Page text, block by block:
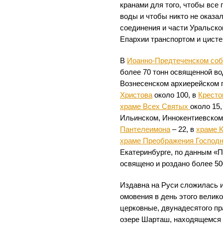
кранами для того, чтобы все
воды и чтобы никто не
соединения и части
Епархии транспортом и
В Иоанно-Предтеченском
более 70 тонн освященной
Вознесенском
Христова около 100, в
храме Всех Святыхоколо
Ильинском,
Пантелеимона – 22, вхраме
храме Преображения
Екатеринбурге, по данным
освящено и роздано более
Издавна на Руси сложилась
омовения в день этого
церковные, двунадесятого
озере Шарташ, находящемся